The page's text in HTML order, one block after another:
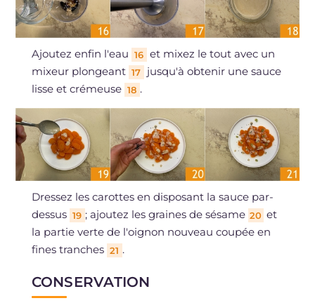
Ajoutez enfin l'eau 16 et mixez le tout avec un
mixeur plongeant 17
jusqu'à obtenir une sauce
lisse et crémeuse 18 .
Dressez les carottes en disposant la sauce par-
dessus 19 ; ajoutez les graines de sésame 20 et
la partie verte de l'oignon nouveau coupée en
fines tranches 21 .
CONSERVATION